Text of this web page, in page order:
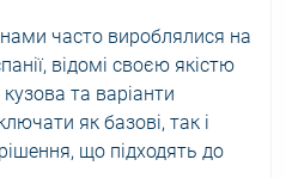
часто вироблялися на
відомі своєю якістю
та варіанти
як базові, так і
що підходять до